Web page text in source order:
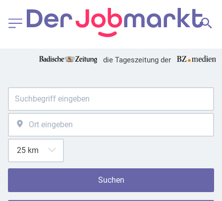
die Tageszeitung der
Suchen